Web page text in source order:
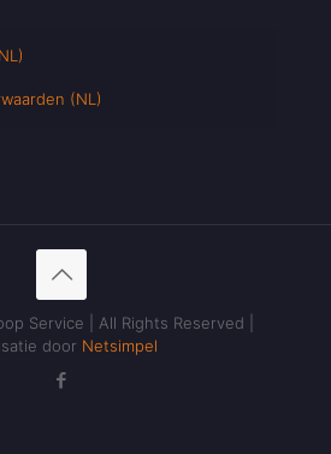
(NL)
Service | All Rights Reserved |
door Netsimpel